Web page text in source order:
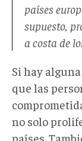
países
supuesto,
a costa de
Si hay
que las
no solo
países.